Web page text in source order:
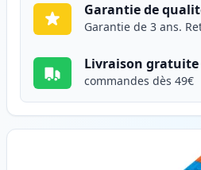
Garantie de
Garantie de 3 ans.
Livraison gratuite
commandes dès 49€